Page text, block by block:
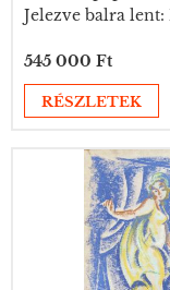
Jelezve balra lent:
545 000 Ft
RÉSZLETEK